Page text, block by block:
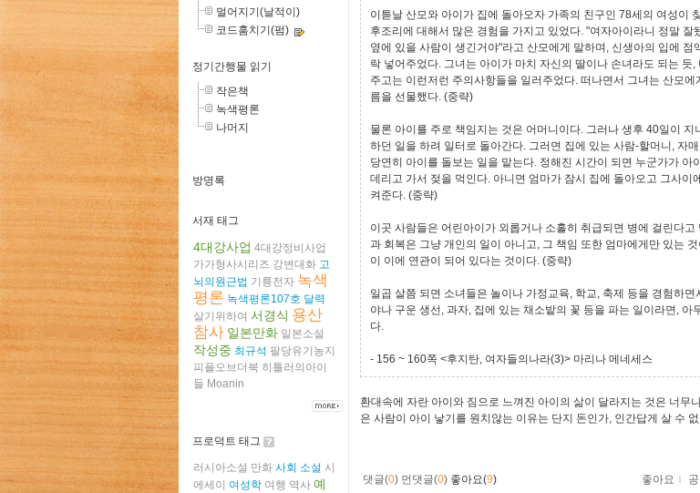
멀어지기(날적이)
코드훔치기(펌)
정기간행물 읽기
작은책
녹색평론
나머지
방명록
서재 태그
4대강사업 4대강정비사업
가가형사시리즈 강변대화 고
뇌의원근법 기륭전자 녹색
평론 녹색평론107호 달력
살기위하여 서경식 용산
참사 일본만화 일본소설
작성중 최규석 팔당유기농지
피플오브더북 히틀러의아이
들 Moanin
프로덕트 태그
러시아소설 만화 사회 소설 시
에세이
여성학 여행 역사 예
이튿날 산모와 아이가 집에 돌아오자 가족의 친구인 78세의 여성이
후조리에 대해서 많은 경험을 가지고 있었다. "여자아이라니 정말 잘
옆에 있을 사람이 생긴거야"라고 산모에게 말하며, 신생아의 입에 점
락 넣어주었다. 그녀는 아이가 마치 자신의 딸이나 손녀라도 되는 듯,
주고는 이런저런 주의사항들을 일러주었다. 떠나면서 그녀는 산모에
름을 선물했다. (중략)
물론 아이를 주로 책임지는 것은 어머니이다. 그러나 생후 40일이 지
하던 일을 하려 일터로 돌아간다. 그러면 집에 있는 사람-할머니, 자
당연히 아이를 돌보는 일을 맡는다. 정해진 시간이 되면 누군가가 아
데리고 가서 젖을 먹인다. 아니면 엄마가 잠시 집에 돌아오고 그사이
켜준다. (중략)
이곳 사람들은 어린아이가 외롭거나 소홀히 취급되면 병에 걸린다
과 회복은 그냥 개인의 일이 아니고, 그 책임 또한 엄마에게만 있는
이 이에 연관이 되어 있다는 것이다. (중략)
일곱 살쯤 되면 소녀들은 놀이나 가정교육, 학교, 축제 등을 경험하면
야나 구운 생선, 과자, 집에 있는 채소밭의 꽃 등을 파는 일이라면, 아
다.
- 156 ~ 160쪽 <후지탄, 여자들의나라(3)> 마리나 메네세스
환대속에 자란 아이와 짐으로 느껴진 아이의 삶이 달라지는 것은 너무
은 사람이 아이 낳기를 원치않는 이유는 단지 돈인가, 인간답게 살 수
댓글(0) 먼댓글(0) 좋아요(9) 좋아요 ｌ